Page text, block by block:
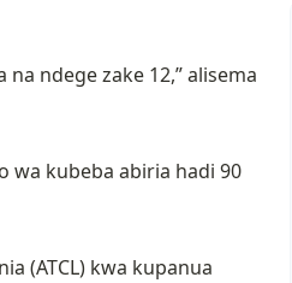
ndege zake 12,” alisema
wa kubeba abiria hadi 90
(ATCL) kwa kupanua